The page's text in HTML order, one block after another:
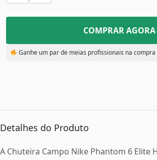
COMPRAR AGORA
Ganhe um par de meias profissionais na
Detalhes do Produto
A Chuteira Campo Nike Phantom 6 Elite